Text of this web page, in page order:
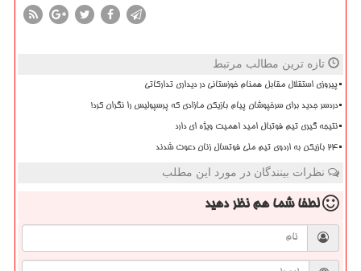
تازه ترین مطالب مرتبط
پیروزی استقلال مقابل همنام خوزستانی در دیداری تدارکاتی
دردسر جدید برای سرخپوشان پیام بازیکن مازادی که پرسپولیس را نگران کرد!
نتیجه گیری تیم فوتبال امید اهمیت ویژه ای دارد
۲۴ بازیکن به اردوی تیم ملی فوتسال زنان دعوت شدند
نظرات بینندگان در مورد این مطلب
لطفا شما همنظر دهید